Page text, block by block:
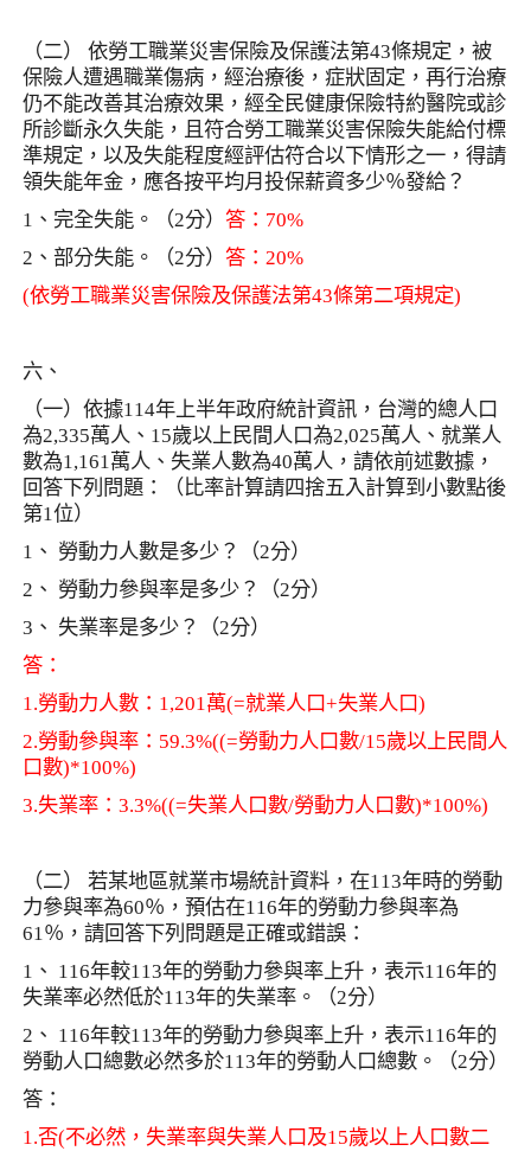
（二） 依勞工職業災害保險及保護法第43條規定，被
保險人遭遇職業傷病，經治療後，症狀固定，再行治療
仍不能改善其治療效果，經全民健康保險特約醫院或診
所診斷永久失能，且符合勞工職業災害保險失能給付標
準規定，以及失能程度經評估符合以下情形之一，得請
領失能年金，應各按平均月投保薪資多少％發給？
1 、完全失能。（2分） 答： 70%
2 、部分失能。（2分） 答： 20%
(依勞工職業災害保險及保護法第43條第二項規定)
六、
（一）依據114年上半年政府統計資訊，台灣的總人口
為2,335萬人、 15歲以上民間人口為2,025萬人、就業人
數為1,161 萬人、失業人數為40萬人，請依前述數據，
回答下列問題：（比率計算請四捨五入計算到小數點後
第1位）
1 、 勞動力人數是多少？（2分）
2 、 勞動力參與率是多少？（2分）
3 、 失業率是多少？（2分）
答：
1.勞動力人數： 1,201 萬(=就業人口+失業人口)
2.勞動參與率： 59.3%((=勞動力人口數/15歲以上民間人
口數)*100%)
3.失業率： 3.3%((=失業人口數/勞動力人口數)*100%)
（二） 若某地區就業市場統計資料，在113年時的勞動
力參與率為60％，預估在116年的勞動力參與率為
61 ％，請回答下列問題是正確或錯誤：
1 、 116年較113年的勞動力參與率上升，表示116年的
失業率必然低於113年的失業率。（2分）
2 、 116年較113年的勞動力參與率上升，表示116年的
勞動人口總數必然多於113年的勞動人口總數。（2分）
答：
1.否(不必然，失業率與失業人口及15歲以上人口數二